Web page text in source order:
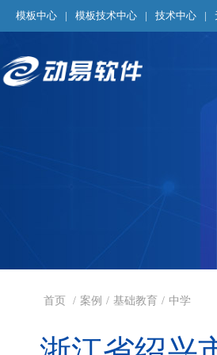
模板中心 | 模板技术中心 | 技术中心 |
首页 / 案例 / 基础教育 / 中学